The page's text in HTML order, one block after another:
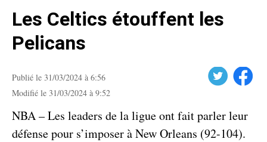
Les Celtics étouffent les
Pelicans
Publié le 31/03/2024 à 6:56
Modifié le 31/03/2024 à 9:52
Facebook
NBA – Les leaders de la ligue ont fait parler leur
défense pour s’imposer à New Orleans (92-104).